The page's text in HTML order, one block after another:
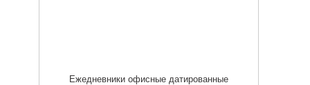
Ежедневники офисные датированные